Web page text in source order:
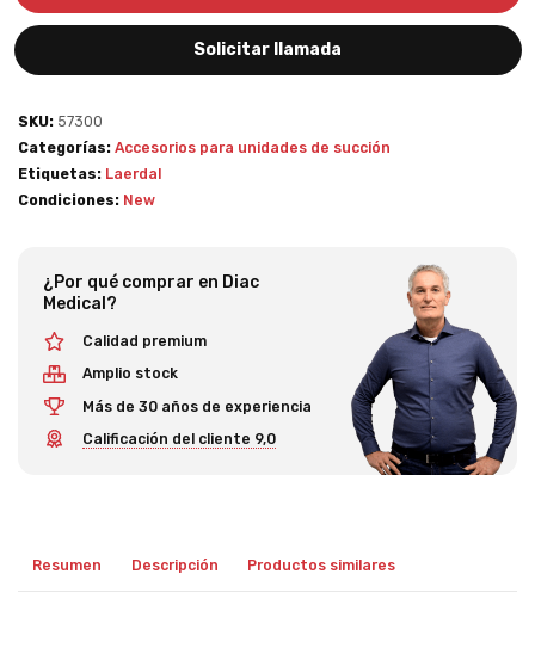
Solicitar llamada
SKU: 57300
Categorías: Accesorios para unidades de succión
Etiquetas: Laerdal
Condiciones: New
¿Por qué comprar en Diac
Medical?
Calidad premium
Amplio stock
Más de 30 años de experiencia
Calificación del cliente 9,0
Resumen Descripción Productos similares